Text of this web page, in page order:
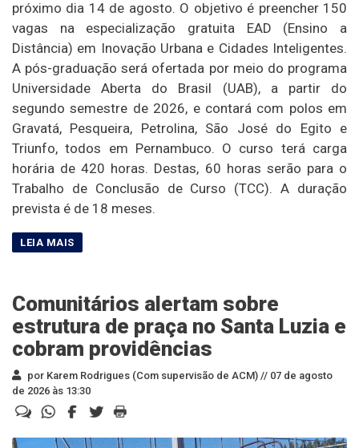
próximo dia 14 de agosto. O objetivo é preencher 150
vagas na especialização gratuita EAD (Ensino a
Distância) em Inovação Urbana e Cidades Inteligentes.
A pós-graduação será ofertada por meio do programa
Universidade Aberta do Brasil (UAB), a partir do
segundo semestre de 2026, e contará com polos em
Gravatá, Pesqueira, Petrolina, São José do Egito e
Triunfo, todos em Pernambuco. O curso terá carga
horária de 420 horas. Destas, 60 horas serão para o
Trabalho de Conclusão de Curso (TCC). A duração
prevista é de 18 meses.
Comunitários alertam sobre
estrutura de praça no Santa Luzia e
cobram providências
por Karem Rodrigues (Com supervisão de ACM) // 07 de agosto
de 2026 às 13:30